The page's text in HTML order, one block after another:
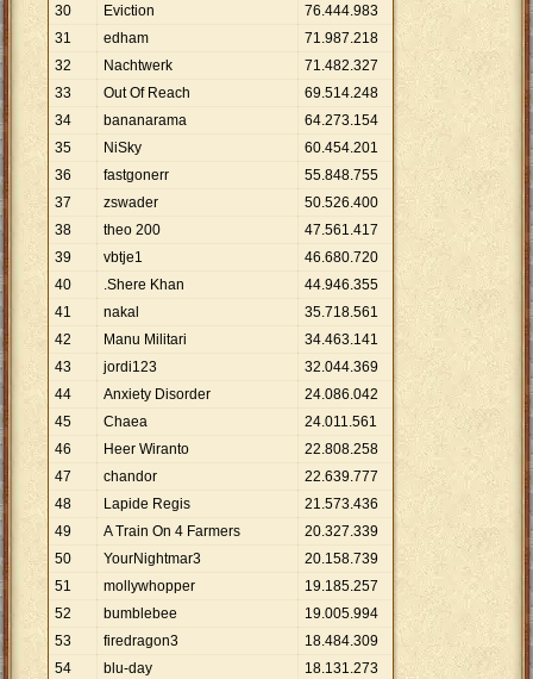
30
Eviction 76.444.983
31
edham 71.987.218
32
Nachtwerk 71.482.327
33
Out Of Reach 69.514.248
34
bananarama 64.273.154
35
NiSky 60.454.201
36
fastgonerr 55.848.755
37
zswader 50.526.400
38
theo 200 47.561.417
39
vbtje1 46.680.720
40
.Shere Khan 44.946.355
41
nakal 35.718.561
42
Manu Militari 34.463.141
43
jordi123 32.044.369
44
Anxiety Disorder 24.086.042
45
Chaea 24.011.561
46
Heer Wiranto 22.808.258
47
chandor 22.639.777
48
Lapide Regis 21.573.436
49
A Train On 4 Farmers 20.327.339
50
YourNightmar3 20.158.739
51
mollywhopper 19.185.257
52
bumblebee 19.005.994
53
firedragon3 18.484.309
54
blu-day 18.131.273